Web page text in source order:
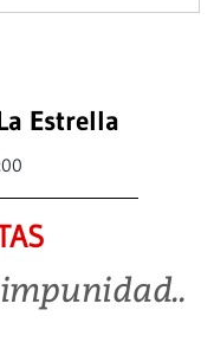
Estrella